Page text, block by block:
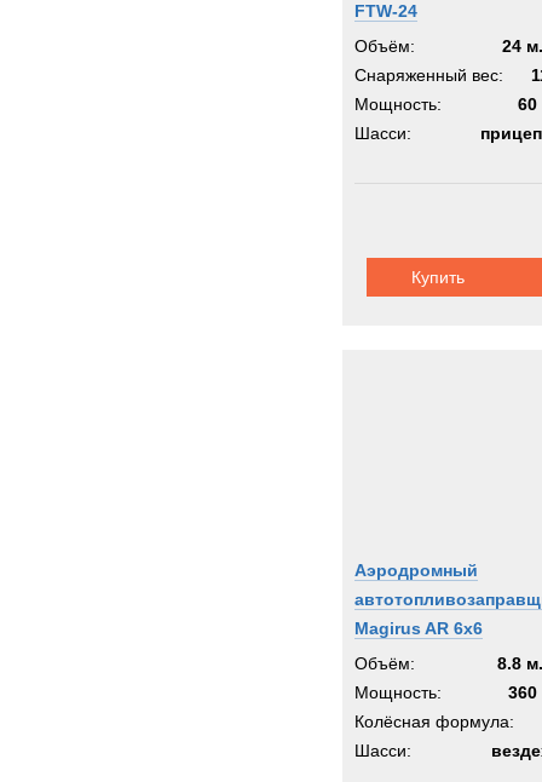
FTW-24
Объём:
24
Снаряженный вес:
Мощность:
60
Шасси:
Купить
Аэродромный
Magirus AR 6x6
Объём:
8.8
Мощность:
360
Колёсная формула:
Шасси: